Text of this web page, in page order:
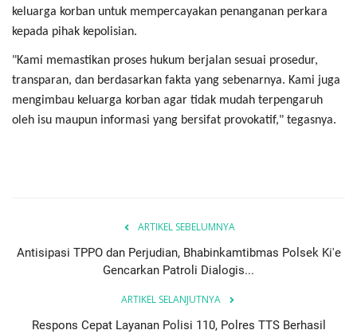
keluarga korban untuk mempercayakan penanganan perkara
kepada pihak kepolisian.
"Kami memastikan proses hukum berjalan sesuai prosedur,
transparan, dan berdasarkan fakta yang sebenarnya. Kami juga
mengimbau keluarga korban agar tidak mudah terpengaruh
oleh isu maupun informasi yang bersifat provokatif," tegasnya.
ARTIKEL SEBELUMNYA
Antisipasi TPPO dan Perjudian, Bhabinkamtibmas Polsek Ki'e
Gencarkan Patroli Dialogis...
ARTIKEL SELANJUTNYA
Respons Cepat Layanan Polisi 110, Polres TTS Berhasil